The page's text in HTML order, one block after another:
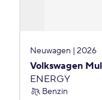
Neuwagen | 2026
Volkswagen
ENERGY
Benzin